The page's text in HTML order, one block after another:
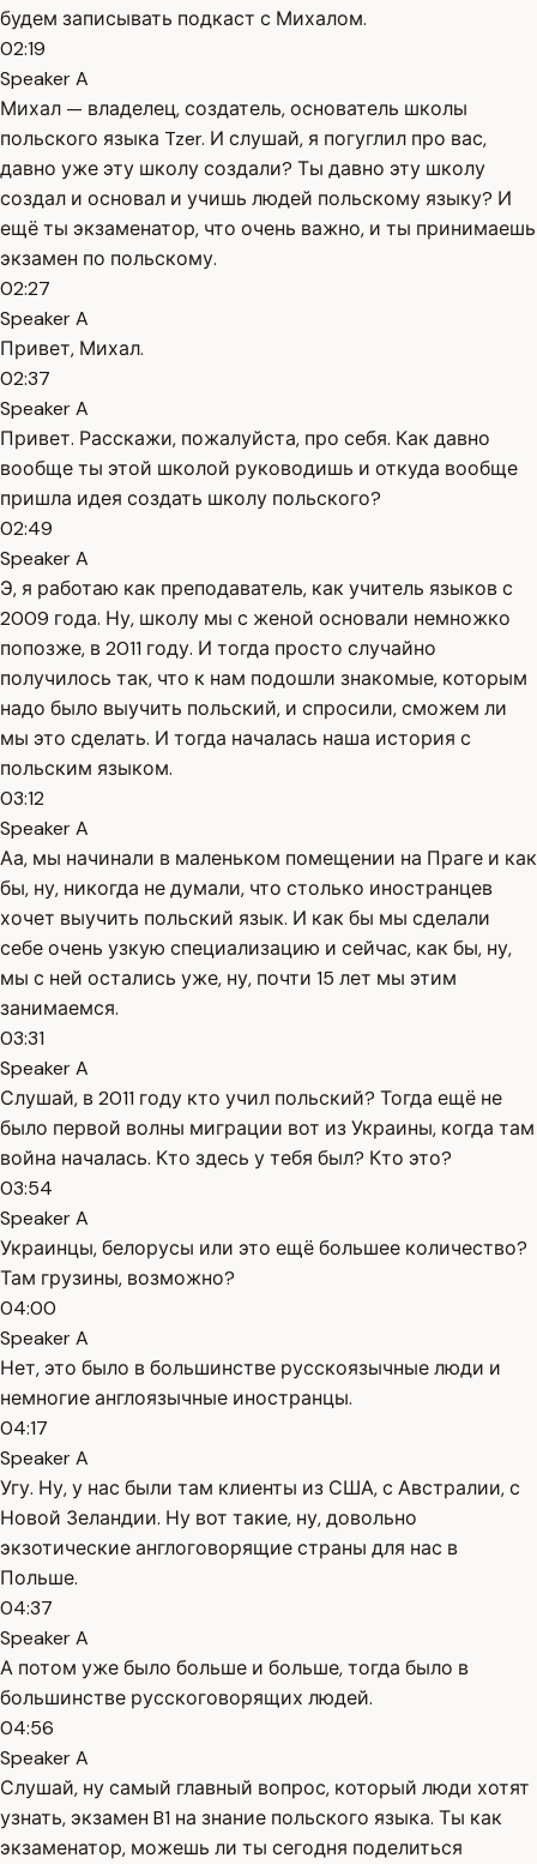
будем записывать подкаст с Михалом.
02:19
Speaker A
Михал — владелец, создатель, основатель школы
польского языка Tzer. И слушай, я погуглил про вас,
давно уже эту школу создали? Ты давно эту школу
создал и основал и учишь людей польскому языку? И
ещё ты экзаменатор, что очень важно, и ты принимаешь
экзамен по польскому.
02:27
Speaker A
Привет, Михал.
02:37
Speaker A
Привет. Расскажи, пожалуйста, про себя. Как давно
вообще ты этой школой руководишь и откуда вообще
пришла идея создать школу польского?
02:49
Speaker A
Э, я работаю как преподаватель, как учитель языков с
2009 года. Ну, школу мы с женой основали немножко
попозже, в 2011 году. И тогда просто случайно
получилось так, что к нам подошли знакомые, которым
надо было выучить польский, и спросили, сможем ли
мы это сделать. И тогда началась наша история с
польским языком.
03:12
Speaker A
Аа, мы начинали в маленьком помещении на Праге и как
бы, ну, никогда не думали, что столько иностранцев
хочет выучить польский язык. И как бы мы сделали
себе очень узкую специализацию и сейчас, как бы, ну,
мы с ней остались уже, ну, почти 15 лет мы этим
занимаемся.
03:31
Speaker A
Слушай, в 2011 году кто учил польский? Тогда ещё не
было первой волны миграции вот из Украины, когда там
война началась. Кто здесь у тебя был? Кто это?
03:54
Speaker A
Украинцы, белорусы или это ещё большее количество?
Там грузины, возможно?
04:00
Speaker A
Нет, это было в большинстве русскоязычные люди и
немногие англоязычные иностранцы.
04:17
Speaker A
Угу. Ну, у нас были там клиенты из США, с Австралии, с
Новой Зеландии. Ну вот такие, ну, довольно
экзотические англоговорящие страны для нас в
Польше.
04:37
Speaker A
А потом уже было больше и больше, тогда было в
большинстве русскоговорящих людей.
04:56
Speaker A
Слушай, ну самый главный вопрос, который люди хотят
узнать, экзамен B1 на знание польского языка. Ты как
экзаменатор, можешь ли ты сегодня поделиться